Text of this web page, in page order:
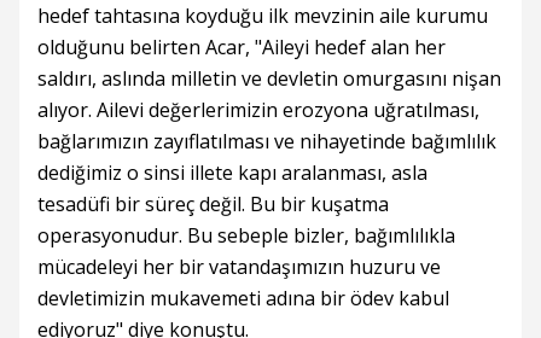
hedef tahtasına koyduğu ilk mevzinin aile kurumu
olduğunu belirten Acar, "Aileyi hedef alan her
saldırı, aslında milletin ve devletin omurgasını nişan
alıyor. Ailevi değerlerimizin erozyona uğratılması,
bağlarımızın zayıflatılması ve nihayetinde bağımlılık
dediğimiz o sinsi illete kapı aralanması, asla
tesadüfi bir süreç değil. Bu bir kuşatma
operasyonudur. Bu sebeple bizler, bağımlılıkla
mücadeleyi her bir vatandaşımızın huzuru ve
devletimizin mukavemeti adına bir ödev kabul
ediyoruz" diye konuştu.